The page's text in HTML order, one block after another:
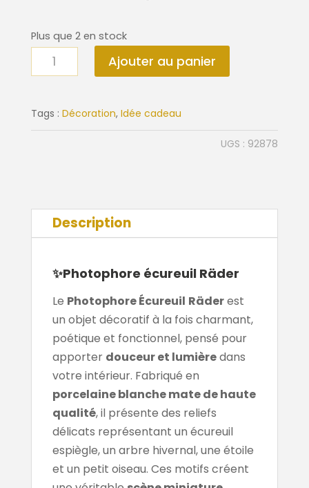
Plus que 2 en stock
quantité
de
écureuil
Räder
Ajouter au panier
Tags : Décoration, Idée cadeau
UGS : 92878
Description
✨Photophore écureuil Räder
Le Photophore Écureuil Räderest
un objet décoratif à la fois charmant,
poétique et fonctionnel, pensé pour
apporter douceur et lumièredans
votre intérieur. Fabriqué en
porcelaine blanche mate de haute
qualité, il présente des reliefs
délicats représentant un écureuil
espiègle, un arbre hivernal, une étoile
et un petit oiseau. Ces motifs créent